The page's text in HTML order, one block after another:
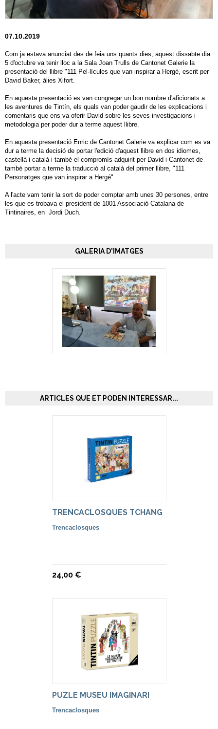
07.10.2019
Com ja estava anunciat des de feia uns quants dies, aquest dissabte dia
5 d'octubre va tenir lloc a la Sala Joan Trulls de Cantonet Galerie la
presentació del llibre "111 Pel·lícules que van inspirar a Hergé, escrit per
David Baker, àlies Xifort.
En aquesta presentació es van congregar un bon nombre d'aficionats a
les aventures de Tintín, els quals van poder gaudir de les explicacions i
comentaris que ens va oferir David sobre les seves investigacions i
metodologia per poder dur a terme aquest llibre.
En aquesta presentació Enric de Cantonet Galerie va explicar com es va
dur a terme la decisió de portar l'edició d'aquest llibre en dos idiomes,
castellà i català i també el compromís adquirit per David i Cantonet de
també portar a terme la traducció al català del primer llibre, "111
Personatges que van inspirar a Hergé".
A l'acte vam tenir la sort de poder comptar amb unes 30 persones, entre
les que es trobava el president de 1001 Associació Catalana de
Tintinaires, en Jordi Duch.
GALERIA D'IMATGES
ARTICLES QUE ET PODEN INTERESSAR...
TRENCACLOSQUES TCHANG
Trencaclosques
24,00 €
PUZLE MUSEU IMAGINARI
Trencaclosques